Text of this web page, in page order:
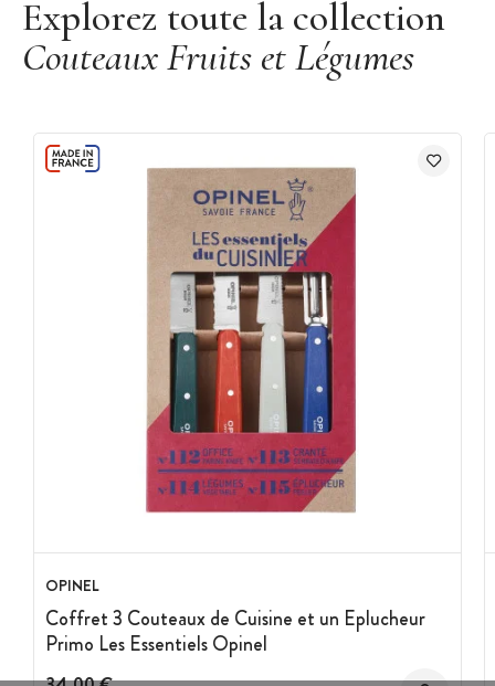
Explorez toute la collection
Couteaux Fruits et Légumes
OPINEL
Coffret 3 Couteaux de Cuisine et un Eplucheur
Primo Les Essentiels Opinel